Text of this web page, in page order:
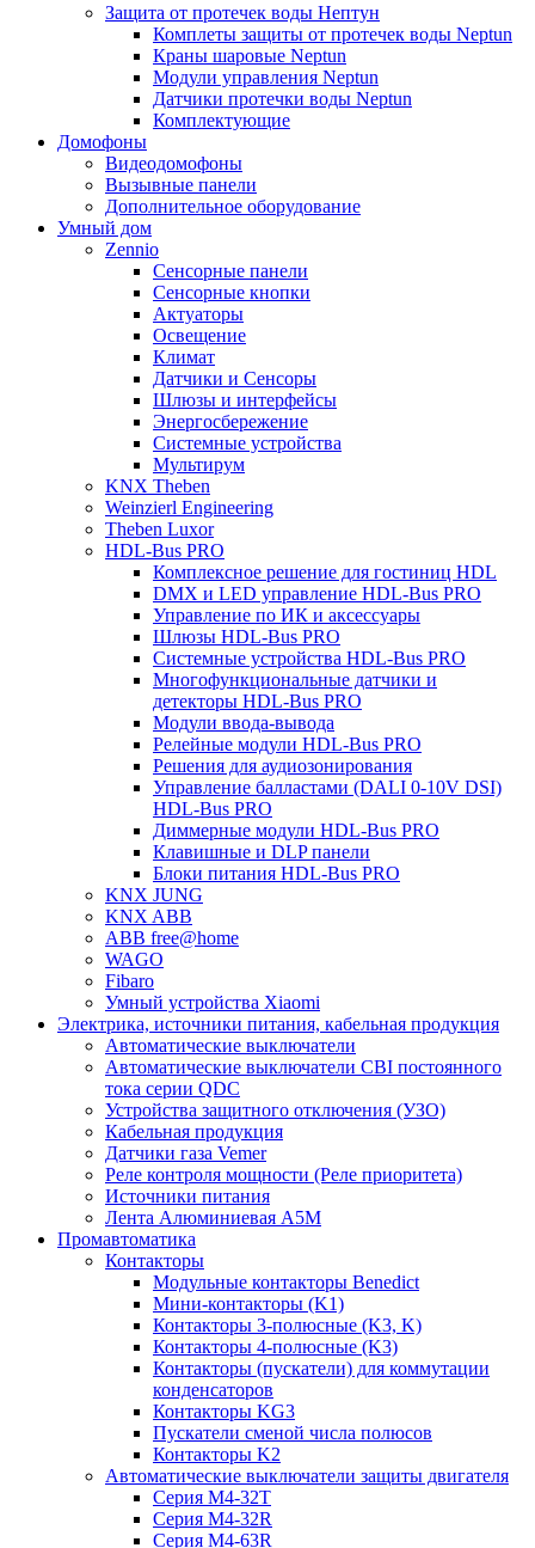
Защита от протечек воды Нептун
Комплеты защиты от протечек воды Neptun
Краны шаровые Neptun
Модули управления Neptun
Датчики протечки воды Neptun
Комплектующие
Домофоны
Видеодомофоны
Вызывные панели
Дополнительное оборудование
Умный дом
Zennio
Сенсорные панели
Сенсорные кнопки
Актуаторы
Освещение
Климат
Датчики и Сенсоры
Шлюзы и интерфейсы
Энергосбережение
Системные устройства
Мультирум
KNX Theben
Weinzierl Engineering
Theben Luxor
HDL-Bus PRO
Комплексное решение для гостиниц HDL
DMX и LED управление HDL-Bus PRO
Управление по ИК и аксессуары
Шлюзы HDL-Bus PRO
Системные устройства HDL-Bus PRO
Многофункциональные датчики и
детекторы HDL-Bus PRO
Модули ввода-вывода
Релейные модули HDL-Bus PRO
Решения для аудиозонирования
Управление балластами (DALI 0-10V DSI)
HDL-Bus PRO
Диммерные модули HDL-Bus PRO
Клавишные и DLP панели
Блоки питания HDL-Bus PRO
KNX JUNG
KNX ABB
ABB free@home
WAGO
Fibaro
Умный устройства Xiaomi
Электрика, источники питания, кабельная продукция
Автоматические выключатели
Автоматические выключатели CBI постоянного
тока серии QDC
Устройства защитного отключения (УЗО)
Кабельная продукция
Датчики газа Vemer
Реле контроля мощности (Реле приоритета)
Источники питания
Лента Алюминиевая А5М
Промавтоматика
Контакторы
Модульные контакторы Benedict
Мини-контакторы (K1)
Контакторы 3-полюсные (K3, K)
Контакторы 4-полюсные (K3)
Контакторы (пускатели) для коммутации
конденсаторов
Контакторы KG3
Пускатели сменой числа полюсов
Контакторы K2
Автоматические выключатели защиты двигателя
Серия M4-32T
Серия M4-32R
Серия M4-63R